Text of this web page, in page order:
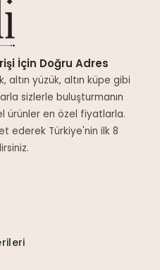
İçin Doğru Adres
altın yüzük, altın küpe gibi
sizlerle buluşturmanın
ürünler en özel fiyatlarla.
ederek Türkiye'nin ilk 8